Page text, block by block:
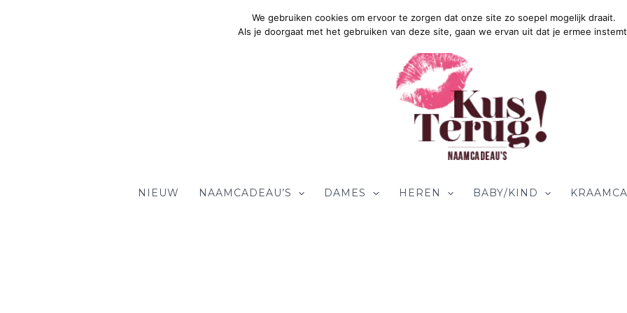
Gratis
NIEUW NAAMCADEAU’S DAMES HEREN BABY/KIND
We gebruiken cookies om ervoor te zorgen dat onze site zo soepel mogelijk draait.
Als je doorgaat met het gebruiken van deze site, gaan we ervan uit dat je ermee